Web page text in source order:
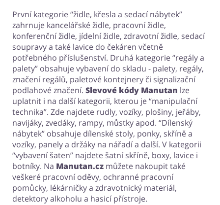
První kategorie “židle, křesla a sedací nábytek”
zahrnuje kancelářské židle, pracovní židle,
konferenční židle, jídelní židle, zdravotní židle, sedací
soupravy a také lavice do čekáren včetně
potřebného příslušenství. Druhá kategorie “regály a
palety” obsahuje vybavení do skladu - palety, regály,
značení regálů, paletové kontejnery či signalizační
podlahové značení. Slevové kódy Manutan lze
uplatnit i na další kategorii, kterou je “manipulační
technika”. Zde najdete rudly, vozíky, plošiny, jeřáby,
navijáky, zvedáky, rampy, můstky apod. “Dílenský
nábytek” obsahuje dílenské stoly, ponky, skříně a
vozíky, panely a držáky na nářadí a další. V kategorii
“vybavení šaten” najdete šatní skříně, boxy, lavice i
botníky. Na Manutan.cz můžete nakoupit také
veškeré pracovní oděvy, ochranné pracovní
pomůcky, lékárničky a zdravotnický materiál,
detektory alkoholu a hasicí přístroje.